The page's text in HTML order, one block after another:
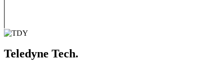
Teledyne Tech.